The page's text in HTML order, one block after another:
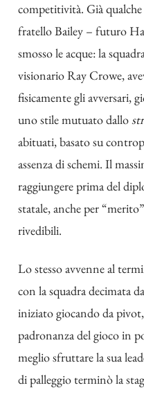
competitività. Già
fratello Bailey – futuro
smosso le acque: la
visionario Ray Crowe,
fisicamente gli avversari,
uno stile mutuato dallo
abituati, basato su
assenza di schemi. Il
raggiungere prima del
statale, anche per
rivedibili.
Lo stesso avvenne al
con la squadra decimata
iniziato giocando da pivot,
padronanza del gioco in
meglio sfruttare la sua
di palleggio terminò la